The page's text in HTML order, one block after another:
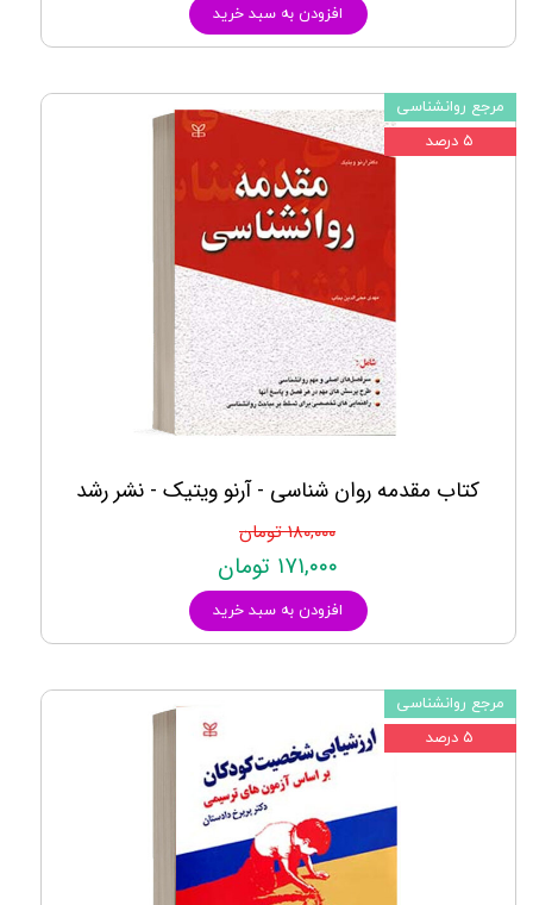
افزودن به سبد خرید
کتاب مقدمه روان شناسی - آرنو ویتیک - نشر رشد
۱۸۰,۰۰۰ تومان
۱۷۱,۰۰۰ تومان
افزودن به سبد خرید
مرجع روانشناسی
۵ درصد
مرجع روانشناسی
۵ درصد